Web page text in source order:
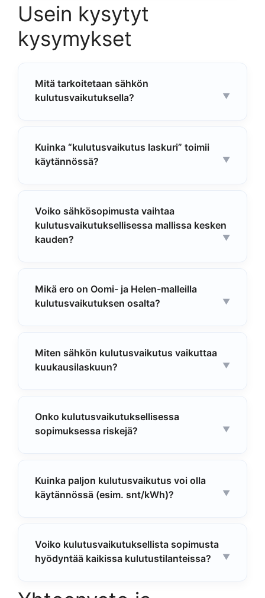
Usein kysytyt
kysymykset
Mitä tarkoitetaan sähkön
kulutusvaikutuksella?
Kuinka “kulutusvaikutus laskuri” toimii
käytännössä?
Voiko sähkösopimusta vaihtaa
kulutusvaikutuksellisessa mallissa kesken
kauden?
Mikä ero on Oomi- ja Helen-malleilla
kulutusvaikutuksen osalta?
Miten sähkön kulutusvaikutus vaikuttaa
kuukausilaskuun?
Onko kulutusvaikutuksellisessa
sopimuksessa riskejä?
Kuinka paljon kulutusvaikutus voi olla
käytännössä (esim. snt/kWh)?
Voiko kulutusvaikutuksellista sopimusta
hyödyntää kaikissa kulutustilanteissa?